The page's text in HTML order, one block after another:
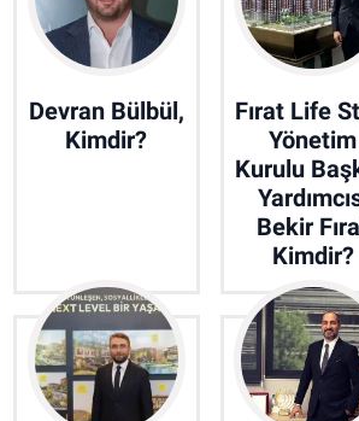
Devran Bülbül,
Kimdir?
Fırat Life
Yönetim
Kurulu
Bekir
Kimdir?